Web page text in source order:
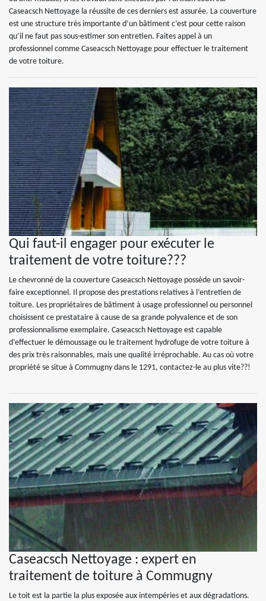
Caseacsch Nettoyage la réussite de ces derniers est assurée. La couverture
est une structure très importante d’un bâtiment c’est pour cette raison
qu’il ne faut pas sous-estimer son entretien. Faites appel à un
professionnel comme Caseacsch Nettoyage pour effectuer le traitement
de votre toiture.
Qui faut-il engager pour exécuter le
traitement de votre toiture???
Le chevronné de la couverture Caseacsch Nettoyage possède un savoir-
faire exceptionnel. Il propose des prestations relatives à l’entretien de
toiture. Les propriétaires de bâtiment à usage professionnel ou personnel
choisissent ce prestataire à cause de sa grande polyvalence et de son
professionnalisme exemplaire. Caseacsch Nettoyage est capable
d’effectuer le démoussage ou le traitement hydrofuge de votre toiture à
des prix très raisonnables, mais une qualité irréprochable. Au cas où votre
propriété se situe à Commugny dans le 1291, contactez-le au plus vite??!
Caseacsch Nettoyage : expert en
traitement de toiture à Commugny
Le toit est la partie la plus exposée aux intempéries et aux dégradations.